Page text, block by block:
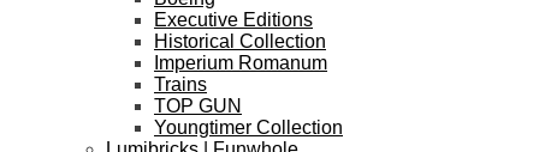
Executive Editions
Historical Collection
Imperium Romanum
Trains
TOP GUN
Youngtimer Collection